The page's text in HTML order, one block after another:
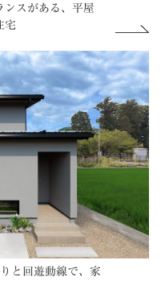
ンスがある、平屋
宅
と回遊動線で、家